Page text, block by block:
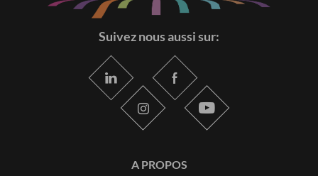
Suivez nous aussi sur:
A PROPOS